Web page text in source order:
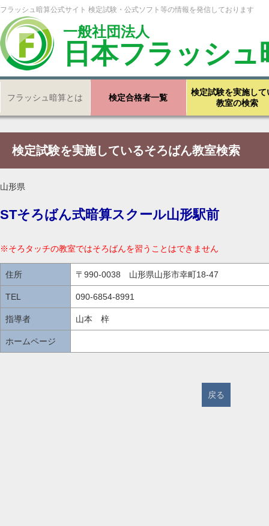
フラッシュ暗算公式サイト 検定試験・公式ソフト等の情報を発信しております
一般社団法人
日本フラッシ
フラッシュ暗算とは 検定合格者一覧
検定試験を実施して
教室の検索
検定試験を実施しているそろばん教室検索
山形県
STそろばん式暗算スクール山形駅前
※そろタッチの教室ではそろばんを習うことはできません
住所 〒990-0038 山形県山形市幸町18-47
TEL 090-6854-8991
指導者 山本 梓
ホームページ
戻る